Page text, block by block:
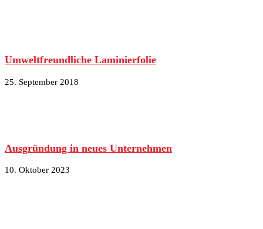
Umweltfreundliche Laminierfolie
25. September 2018
Ausgründung in neues Unternehmen
10. Oktober 2023